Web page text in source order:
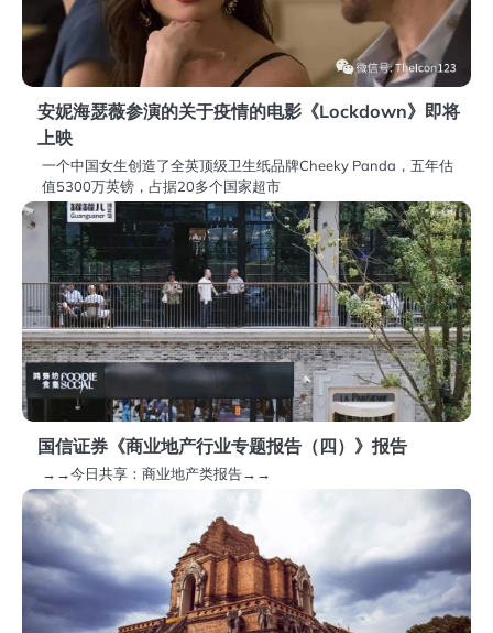
安妮海瑟薇参演的关于疫情的电影《Lockdown》即将
上映
一个中国女生创造了全英顶级卫生纸品牌Cheeky Panda，五年估
值5300万英镑，占据20多个国家超市
国信证券《商业地产行业专题报告（四）》报告
→→今日共享：商业地产类报告→→